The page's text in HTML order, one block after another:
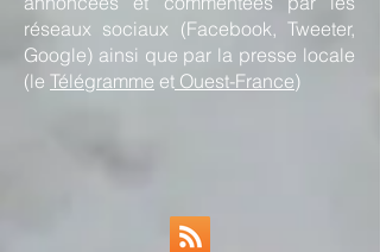
réseaux sociaux (Facebook, Tweeter,
Google) ainsi que par la presse locale
(le Télégramme et Ouest-France)